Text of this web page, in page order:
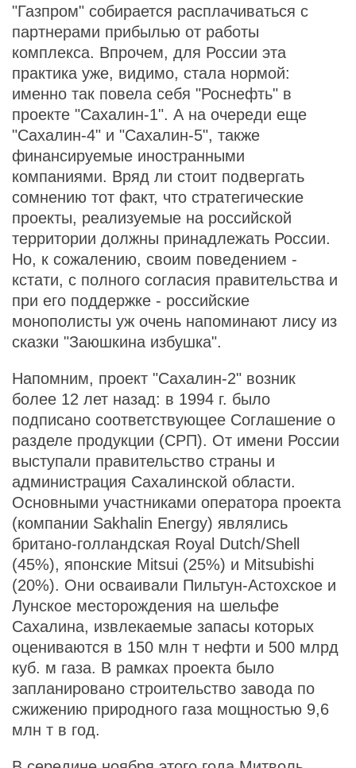
"Газпром" собирается расплачиваться с
партнерами прибылью от работы
комплекса. Впрочем, для России эта
практика уже, видимо, стала нормой:
именно так повела себя "Роснефть" в
проекте "Сахалин-1". А на очереди еще
"Сахалин-4" и "Сахалин-5", также
финансируемые иностранными
компаниями. Вряд ли стоит подвергать
сомнению тот факт, что стратегические
проекты, реализуемые на российской
территории должны принадлежать России.
Но, к сожалению, своим поведением -
кстати, с полного согласия правительства и
при его поддержке - российские
монополисты уж очень напоминают лису из
сказки "Заюшкина избушка".
Напомним, проект "Сахалин-2" возник
более 12 лет назад: в 1994 г. было
подписано соответствующее Соглашение о
разделе продукции (СРП). От имени России
выступали правительство страны и
администрация Сахалинской области.
Основными участниками оператора проекта
(компании Sakhalin Energy) являлись
британо-голландская Royal Dutch/Shell
(45%), японские Mitsui (25%) и Mitsubishi
(20%). Они осваивали Пильтун-Астохское и
Лунское месторождения на шельфе
Сахалина, извлекаемые запасы которых
оцениваются в 150 млн т нефти и 500 млрд
куб. м газа. В рамках проекта было
запланировано строительство завода по
сжижению природного газа мощностью 9,6
млн т в год.